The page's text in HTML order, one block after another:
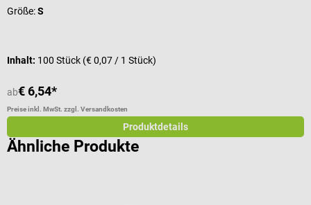
Größe:S
Inhalt: 100 Stück (€ 0,07 / 1 Stück)
ab€ 6,54*
Preise inkl. MwSt. zzgl. Versandkosten
Produktdetails
Ähnliche Produkte